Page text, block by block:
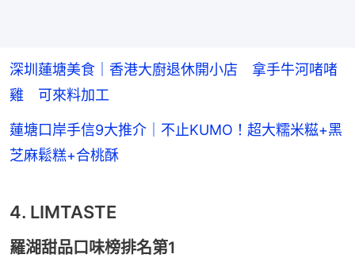
深圳蓮塘美食｜香港大廚退休開小店 拿手牛河啫啫
雞 可來料加工
蓮塘口岸手信9大推介｜不止KUMO！超大糯米糍+黑
芝麻鬆糕+合桃酥
4. LIMTASTE
羅湖甜品口味榜排名第1